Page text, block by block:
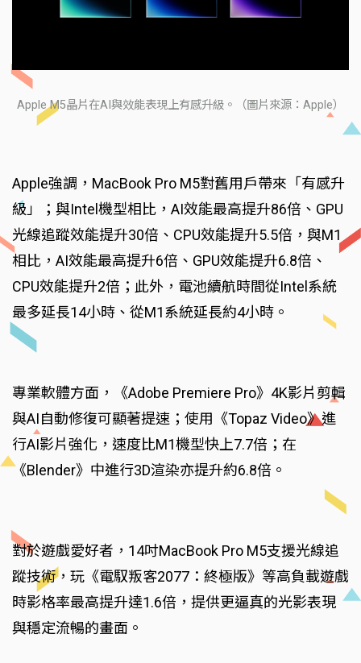
Apple M5晶片在AI與效能表現上有感升級。（圖片來源：Apple）
Apple強調，MacBook Pro M5對舊用戶帶來「有感升
級」；與Intel機型相比，AI效能最高提升86倍、GPU
光線追蹤效能提升30倍、CPU效能提升5.5倍，與M1
相比，AI效能最高提升6倍、GPU效能提升6.8倍、
CPU效能提升2倍；此外，電池續航時間從Intel系統
最多延長14小時、從M1系統延長約4小時。
專業軟體方面，《Adobe Premiere Pro》4K影片剪輯
與AI自動修復可顯著提速；使用《Topaz Video》進
行AI影片強化，速度比M1機型快上7.7倍；在
《Blender》中進行3D渲染亦提升約6.8倍。
對於遊戲愛好者，14吋MacBook Pro M5支援光線追
蹤技術，玩《電馭叛客2077：終極版》等高負載遊戲
時影格率最高提升達1.6倍，提供更逼真的光影表現
與穩定流暢的畫面。